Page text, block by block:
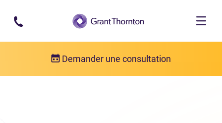
Passer au contenu principal
Demander une consultation